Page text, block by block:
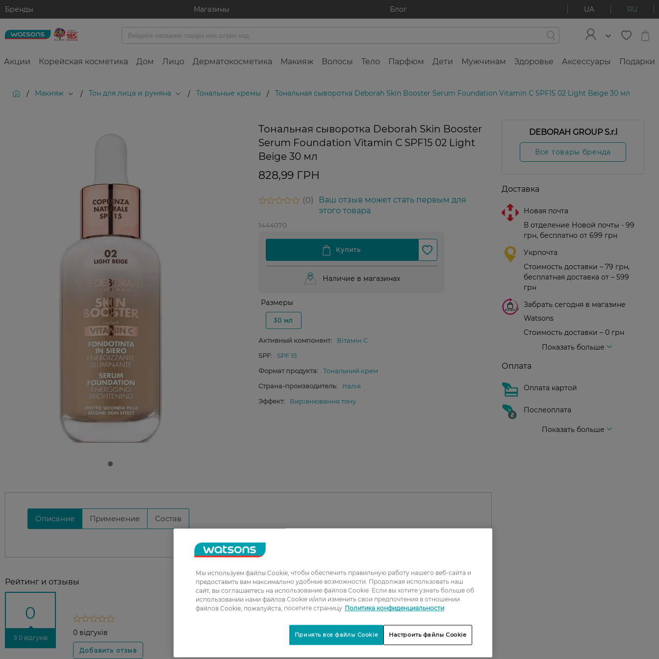
Бренды Магазины Блог UA RU
Акции Корейская косметика Дом Лицо Дерматокосметика Макияж Волосы Тело Парфюм Дети Мужчинам Здоровье Аксессуары Подарки
/ Макияж / Тон для лица и румяна / Тональные кремы / Тональная сыворотка Deborah Skin Booster Serum Foundation Vitamin С SPF15 02 Light Beige 30 мл
Тональная сыворотка Deborah Skin Booster
Serum Foundation Vitamin С SPF15 02 Light
Beige 30 мл
828,99 ГРН
0
Ваш отзыв может стать первым для
этого товара
1444070
Наличие в магазинах
Размеры
30 мл
Активный компонент:
Вітамін C
SPF:
SPF 15
Формат продукта:
Тональний крем
Страна-производитель:
Італія
Эффект:
Вирівнювання тону
Описание Применение Состав
Рейтинг и отзывы
0
З 0 відгуків
0 відгуків
1
DEBORAH GROUP S.r.l
Все товары бренда
Доставка
Новая почта
В отделение Новой почты - 99
грн, бесплатно от 699 грн
Укрпочта
Стоимость доставки – 79 грн,
бесплатная доставка от – 599
грн
Забрать сегодня в магазине
Watsons
Стоимость доставки – 0 грн
Показать больше
Оплата
Оплата картой
Послеоплата
Показать больше
Мы используем файлы Cookie, чтобы обеспечить правильную работу нашего веб-сайта и
предоставить вам максимально удобные возможности. Продолжая использовать наш
сайт, вы соглашаетесь на использование файлов Cookie. Если вы хотите узнать больше об
использовании нами файлов Cookie и/или изменить свои предпочтения в отношении
файлов Cookie, пожалуйста, посетите страницу Политика конфиденциальности
Настроить файлы Cookie
Принять все файлы Cookie